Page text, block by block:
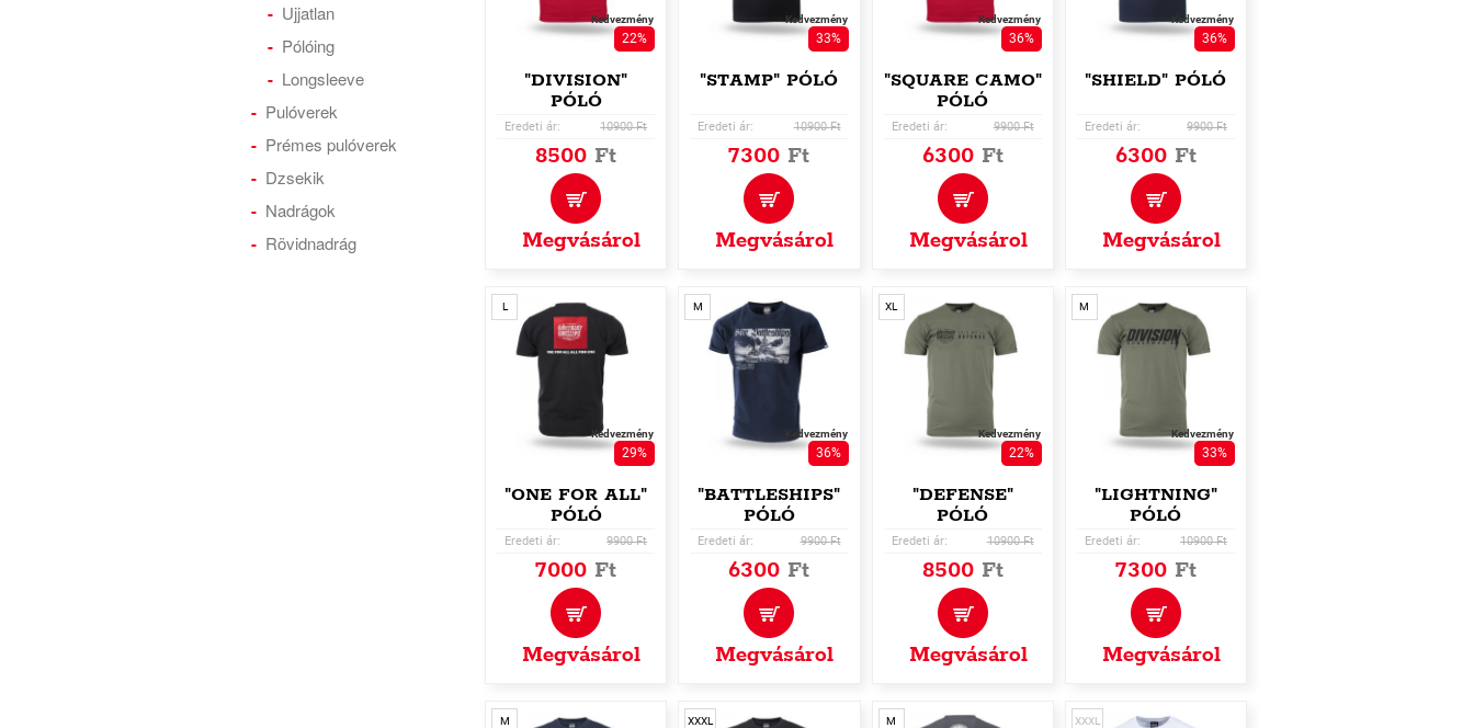
Kedvezmény
22%
"DIVISION"
PÓLÓ
Eredeti ár: 10900 Ft
8500 Ft
Megvásárol
Kedvezmény
33%
"STAMP" PÓLÓ
Eredeti ár: 10900 Ft
7300 Ft
Megvásárol
Kedvezmény
36%
"SQUARE CAMO"
PÓLÓ
Eredeti ár: 9900 Ft
6300 Ft
Megvásárol
Kedvezmény
36%
"SHIELD" PÓLÓ
Eredeti ár: 9900 Ft
6300 Ft
Megvásárol
L
Kedvezmény
29%
"ONE FOR ALL"
PÓLÓ
Eredeti ár: 9900 Ft
7000 Ft
Megvásárol
M
Kedvezmény
36%
"BATTLESHIPS"
PÓLÓ
Eredeti ár: 9900 Ft
6300 Ft
Megvásárol
XL
Kedvezmény
22%
"DEFENSE"
PÓLÓ
Eredeti ár: 10900 Ft
8500 Ft
Megvásárol
M
Kedvezmény
33%
"LIGHTNING"
PÓLÓ
Eredeti ár: 10900 Ft
7300 Ft
Megvásárol
M XXXL M XXXL
Ujjatlan
Pólóing
Longsleeve
Pulóverek
Prémes pulóverek
Dzsekik
Nadrágok
Rövidnadrág